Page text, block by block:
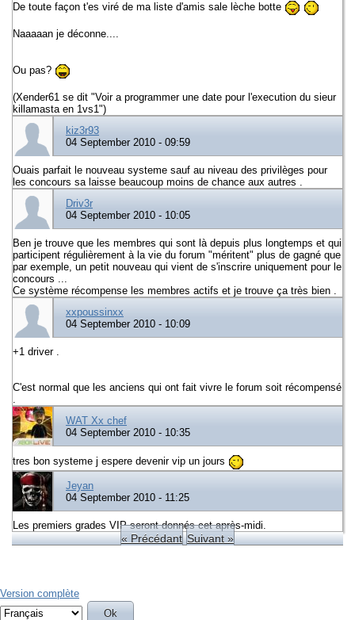
De toute façon t'es viré de ma liste d'amis sale lèche botte
Naaaaan je déconne....
Ou pas?
(Xender61 se dit "Voir a programmer une date pour l'execution du sieur
killamasta en 1vs1")
kiz3r93
04 September 2010 - 09:59
Ouais parfait le nouveau systeme sauf au niveau des privilèges pour
les concours sa laisse beaucoup moins de chance aux autres .
Driv3r
04 September 2010 - 10:05
Ben je trouve que les membres qui sont là depuis plus longtemps et qui
participent régulièrement à la vie du forum "méritent" plus de gagné que
par exemple, un petit nouveau qui vient de s'inscrire uniquement pour le
concours ...
Ce système récompense les membres actifs et je trouve ça très bien .
xxpoussinxx
04 September 2010 - 10:09
+1 driver .
C'est normal que les anciens qui ont fait vivre le forum soit récompensé
.
WAT Xx chef
04 September 2010 - 10:35
tres bon systeme j espere devenir vip un jours
Jeyan
04 September 2010 - 11:25
Les premiers grades VIP seront donnés cet après-midi.
« Précédant Suivant »
Version complète